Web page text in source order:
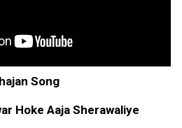
Song
Hoke Aaja Sherawaliye